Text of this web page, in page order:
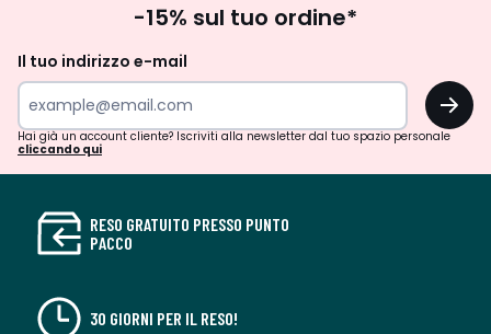
newsletter
-15% sul tuo ordine*
Il tuo indirizzo e-mail
OK
Hai già un account cliente? Iscriviti alla newsletter dal tuo spazio personale
cliccando qui
RESO GRATUITO PRESSO PUNTO
PACCO
30 GIORNI PER IL RESO!